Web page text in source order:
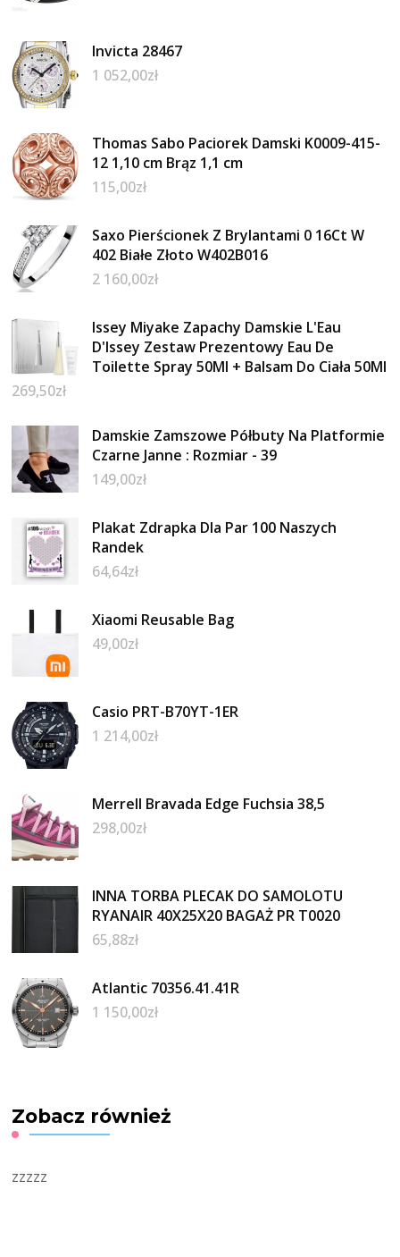
Invicta 28467
1 052,00zł
Thomas Sabo Paciorek Damski K0009-415-
12 1,10 cm Brąz 1,1 cm
115,00zł
Saxo Pierścionek Z Brylantami 0 16Ct W
402 Białe Złoto W402B016
2 160,00zł
Issey Miyake Zapachy Damskie L'Eau
D'Issey Zestaw Prezentowy Eau De
Toilette Spray 50Ml + Balsam Do Ciała 50Ml
269,50zł
Damskie Zamszowe Półbuty Na Platformie
Czarne Janne : Rozmiar - 39
149,00zł
Plakat Zdrapka Dla Par 100 Naszych
Randek
64,64zł
Xiaomi Reusable Bag
49,00zł
Casio PRT-B70YT-1ER
1 214,00zł
Merrell Bravada Edge Fuchsia 38,5
298,00zł
INNA TORBA PLECAK DO SAMOLOTU
RYANAIR 40X25X20 BAGAŻ PR T0020
65,88zł
Atlantic 70356.41.41R
1 150,00zł
Zobacz również
zzzzz